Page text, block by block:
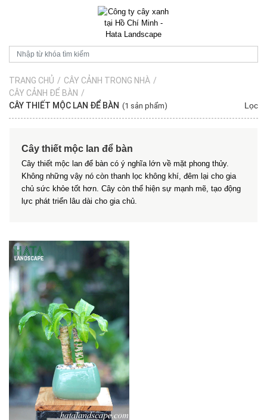
TRANG CHỦ / CÂY CẢNH TRONG NHÀ /
CÂY CẢNH ĐỂ BÀN /
CÂY THIẾT MỘC LAN ĐỂ BÀN (1 sản phẩm) Lọc
Cây thiết mộc lan để bàn
Cây thiết mộc lan để bàn có ý nghĩa lớn về mặt phong thủy.
Không những vậy nó còn thanh lọc không khí, đêm lại cho gia
chủ sức khỏe tốt hơn. Cây còn thể hiện sự mạnh mẽ, tạo động
lực phát triển lâu dài cho gia chủ.